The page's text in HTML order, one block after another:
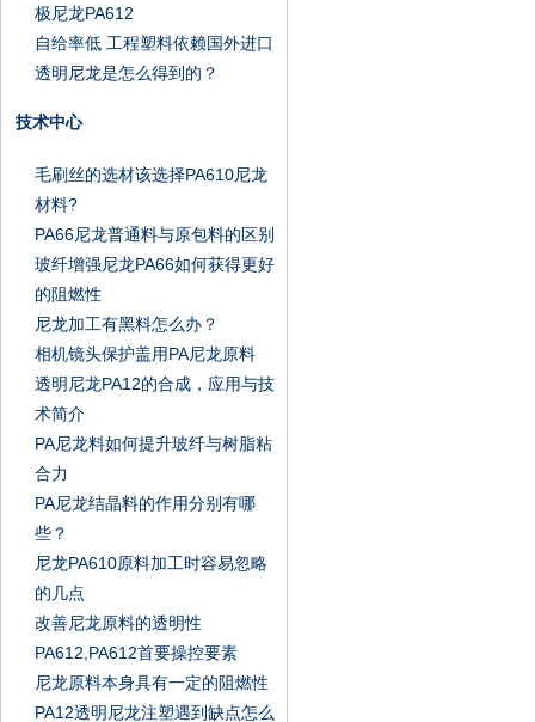
极尼龙PA612
自给率低 工程塑料依赖国外进口
透明尼龙是怎么得到的？
技术中心
毛刷丝的选材该选择PA610尼龙
材料?
PA66尼龙普通料与原包料的区别
玻纤增强尼龙PA66如何获得更好
的阻燃性
尼龙加工有黑料怎么办？
相机镜头保护盖用PA尼龙原料
透明尼龙PA12的合成，应用与技
术简介
PA尼龙料如何提升玻纤与树脂粘
合力
PA尼龙结晶料的作用分别有哪
些？
尼龙PA610原料加工时容易忽略
的几点
改善尼龙原料的透明性
PA612,PA612首要操控要素
尼龙原料本身具有一定的阻燃性
PA12透明尼龙注塑遇到缺点怎么